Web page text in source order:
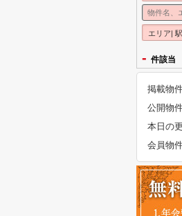
エリア| 駅
- 件該当
掲載物
公開物
本日の
会員物